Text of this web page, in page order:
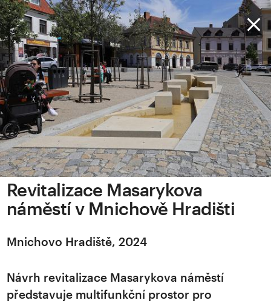
Revitalizace Masarykova
náměstí v Mnichově Hradišti
Mnichovo Hradiště, 2024
Návrh revitalizace Masarykova náměstí
představuje multifunkční prostor pro